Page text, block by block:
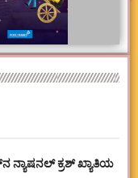
ನ್ಯಾಷನಲ್ ಕ್ರಶ್ ಖ್ಯಾತಿಯ